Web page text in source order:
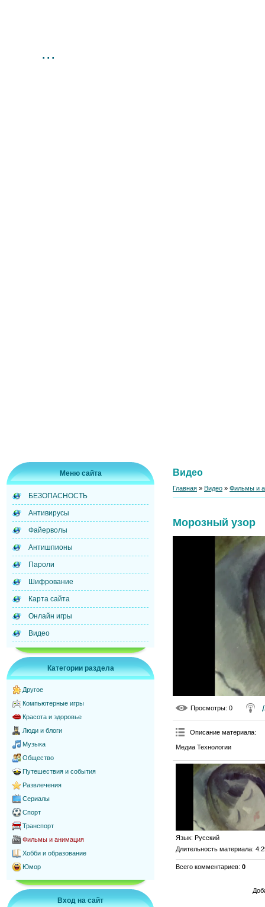
...
Меню сайта
БЕЗОПАСНОСТЬ
Антивирусы
Файерволы
Антишпионы
Пароли
Шифрование
Карта сайта
Онлайн игры
Видео
Категории раздела
Другое
Компьютерные игры
Красота и здоровье
Люди и блоги
Музыка
Общество
Путешествия и события
Развлечения
Сериалы
Спорт
Транспорт
Фильмы и анимация
Хобби и образование
Юмор
Вход на сайт
Видео
Главная » Видео » Фильмы и
Морозный узор
Просмотры: 0
Описание материала:
Медиа Технологии
Язык: Русский
Длительность материала:
Всего комментариев: 0